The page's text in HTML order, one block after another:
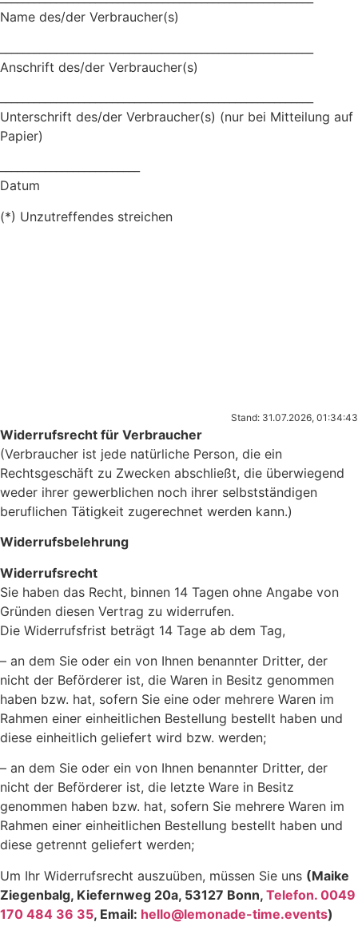
Name des/der Verbraucher(s)
Anschrift des/der Verbraucher(s)
Unterschrift des/der Verbraucher(s) (nur bei Mitteilung auf
Papier)
Datum
(*) Unzutreffendes streichen
Stand: 31.07.2026, 01:34:43
Widerrufsrecht für Verbraucher
(Verbraucher ist jede natürliche Person, die ein
Rechtsgeschäft zu Zwecken abschließt, die überwiegend
weder ihrer gewerblichen noch ihrer selbstständigen
beruflichen Tätigkeit zugerechnet werden kann.)
Widerrufsbelehrung
Widerrufsrecht
Sie haben das Recht, binnen 14 Tagen ohne Angabe von
Gründen diesen Vertrag zu widerrufen.
Die Widerrufsfrist beträgt 14 Tage ab dem Tag,
– an dem Sie oder ein von Ihnen benannter Dritter, der
nicht der Beförderer ist, die Waren in Besitz genommen
haben bzw. hat, sofern Sie eine oder mehrere Waren im
Rahmen einer einheitlichen Bestellung bestellt haben und
diese einheitlich geliefert wird bzw. werden;
– an dem Sie oder ein von Ihnen benannter Dritter, der
nicht der Beförderer ist, die letzte Ware in Besitz
genommen haben bzw. hat, sofern Sie mehrere Waren im
Rahmen einer einheitlichen Bestellung bestellt haben und
diese getrennt geliefert werden;
Um Ihr Widerrufsrecht auszuüben, müssen Sie uns (Maike
Ziegenbalg, Kiefernweg 20a, 53127 Bonn, Telefon. 0049
170 484 36 35, Email: hello@lemonade-time.events)